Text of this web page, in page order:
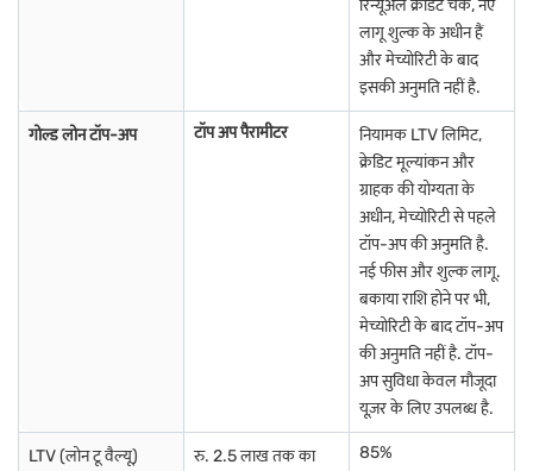
रिन्यूअल क्रेडिट चेक, नए
लागू शुल्क के अधीन हैं
और मेच्योरिटी के बाद
इसकी अनुमति नहीं है.
गोल्ड लोन टॉप-अप टॉप अप पैरामीटर
नियामक LTV लिमिट,
क्रेडिट मूल्यांकन और
ग्राहक की योग्यता के
अधीन, मेच्योरिटी से पहले
टॉप-अप की अनुमति है.
नई फीस और शुल्क लागू.
बकाया राशि होने पर भी,
मेच्योरिटी के बाद टॉप-अप
की अनुमति नहीं है. टॉप-
अप सुविधा केवल मौजूदा
यूज़र के लिए उपलब्ध है.
LTV (लोन टू वैल्यू)
रु. 2.5 लाख तक का
85%